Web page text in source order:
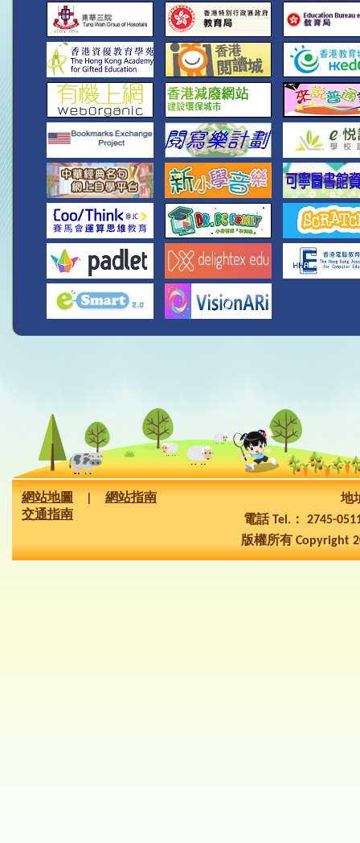
網站地圖
網站指南
交通指南
地
電話 Tel.： 2745-
版權所有 Copyright